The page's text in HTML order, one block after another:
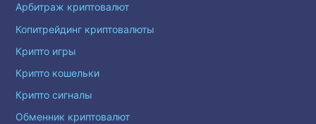
Арбитраж криптовалют
Копитрейдинг криптовалюты
Крипто игры
Крипто кошельки
Крипто сигналы
Обменник криптовалют